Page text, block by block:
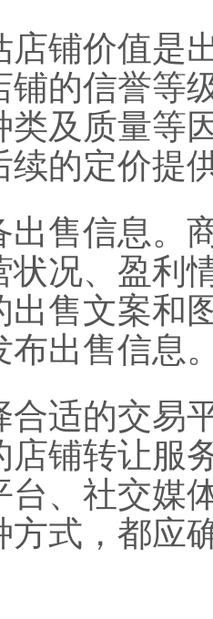
店铺价值是
铺的信誉等
类及质量等
续的定价提
出售信息。
状况、盈利
出售文案和
布出售信息
合适的交易
店铺转让服
台、社交媒
方式，都应